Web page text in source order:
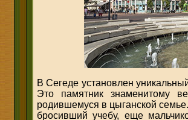
В Сегеде установлен
Это памятник знаменитому
родившемуся в цыганской
бросивший учебу, еще